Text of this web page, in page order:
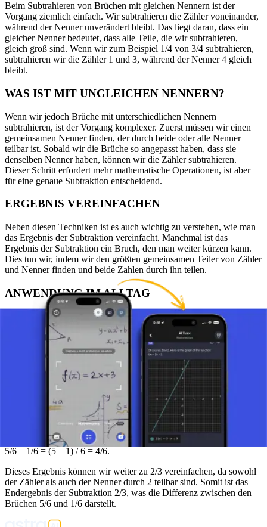
Beim Subtrahieren von Brüchen mit gleichen Nennern ist der
Vorgang ziemlich einfach. Wir subtrahieren die Zähler voneinander,
während der Nenner unverändert bleibt. Das liegt daran, dass ein
gleicher Nenner bedeutet, dass alle Teile, die wir subtrahieren,
gleich groß sind. Wenn wir zum Beispiel 1/4 von 3/4 subtrahieren,
subtrahieren wir die Zähler 1 und 3, während der Nenner 4 gleich
bleibt.
WAS IST MIT UNGLEICHEN NENNERN?
Wenn wir jedoch Brüche mit unterschiedlichen Nennern
subtrahieren, ist der Vorgang komplexer. Zuerst müssen wir einen
gemeinsamen Nenner finden, der durch beide oder alle Nenner
teilbar ist. Sobald wir die Brüche so angepasst haben, dass sie
denselben Nenner haben, können wir die Zähler subtrahieren.
Dieser Schritt erfordert mehr mathematische Operationen, ist aber
für eine genaue Subtraktion entscheidend.
ERGEBNIS VEREINFACHEN
Neben diesen Techniken ist es auch wichtig zu verstehen, wie man
das Ergebnis der Subtraktion vereinfacht. Manchmal ist das
Ergebnis der Subtraktion ein Bruch, den man weiter kürzen kann.
Dies tun wir, indem wir den größten gemeinsamen Teiler von Zähler
und Nenner finden und beide Zahlen durch ihn teilen.
ANWENDUNG IM ALLTAG
Diese Technik ist in vielen Alltagssituationen nützlich, wie beim
Kochen, beim Messen von Entfernungen oder beim Lösen
mathematischer Probleme. Das Verständnis dieses Konzepts ist
entscheidend für die Entwicklung guter mathematischer Fähigkeiten
und für ein besseres Verständnis der Welt um uns herum.
BEISPIEL
Nehmen wir als praktisches Beispiel die Brüche 5/6 und 1/6. Da
beide Brüche denselben Nenner haben, können wir die Zähler direkt
5/6 – 1/6 = (5 – 1) / 6 = 4/6.
Dieses Ergebnis können wir weiter zu 2/3 vereinfachen, da sowohl
der Zähler als auch der Nenner durch 2 teilbar sind. Somit ist das
Endergebnis der Subtraktion 2/3, was die Differenz zwischen den
Brüchen 5/6 und 1/6 darstellt.